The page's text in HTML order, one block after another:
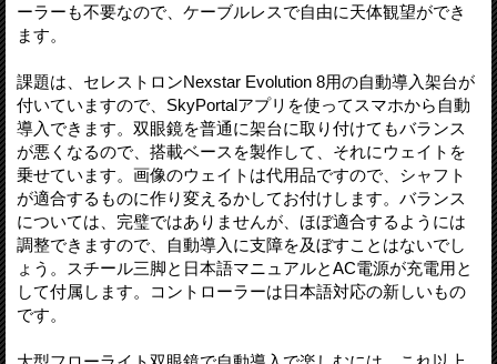
ーラーも不要なので、ケーブルレスで自由に天体観望ができ
ます。
課題は、セレストロンNexstar Evolution 8用の自動導入架台が
付いていますので、SkyPortalアプリを使ってスマホから自動
導入できます。双眼鏡を普通に架台に取り付けてもバランス
が悪くなるので、搭載ベースを製作して、それにウェイトを
乗せています。画像のウェイトは代用品ですので、シャフト
が適合するものに作り変えるかしてお付けします。バランス
については、完璧ではありませんが、ほぼ適合するようには
調整できますので、自動導入に支障を及ぼすことはないでし
ょう。スチール三脚と日本語マニュアルとAC電源が充電用と
して付属します。コントローラーは日本語対応の新しいもの
です。